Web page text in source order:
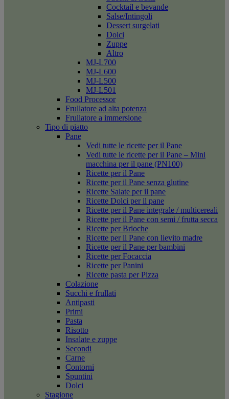
Cocktail e bevande
Salse/Intingoli
Dessert surgelati
Dolci
Zuppe
Altro
MJ-L700
MJ-L600
MJ-L500
MJ-L501
Food Processor
Frullatore ad alta potenza
Frullatore a immersione
Tipo di piatto
Pane
Vedi tutte le ricette per il Pane
Vedi tutte le ricette per il Pane – Mini
macchina per il pane (PN100)
Ricette per il Pane
Ricette per il Pane senza glutine
Ricette Salate per il pane
Ricette Dolci per il pane
Ricette per il Pane integrale / multicereali
Ricette per il Pane con semi / frutta secca
Ricette per Brioche
Ricette per il Pane con lievito madre
Ricette per il Pane per bambini
Ricette per Focaccia
Ricette per Panini
Ricette pasta per Pizza
Colazione
Succhi e frullati
Antipasti
Primi
Pasta
Risotto
Insalate e zuppe
Secondi
Carne
Contorni
Spuntini
Dolci
Stagione